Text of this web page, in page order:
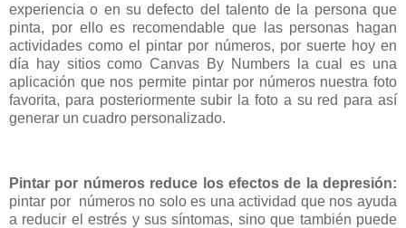
experiencia o en su defecto del talento de la persona que
pinta, por ello es recomendable que las personas hagan
actividades como el pintar por números, por suerte hoy en
día hay sitios como Canvas By Numbers la cual es una
aplicación que nos permite pintar por números nuestra foto
favorita, para posteriormente subir la foto a su red para así
generar un cuadro personalizado.
Pintar por números reduce los efectos de la depresión:
pintar por
números no solo es una actividad que nos ayuda
a reducir el estrés y sus síntomas, sino que también puede